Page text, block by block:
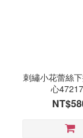
刺繡小花蕾絲
心